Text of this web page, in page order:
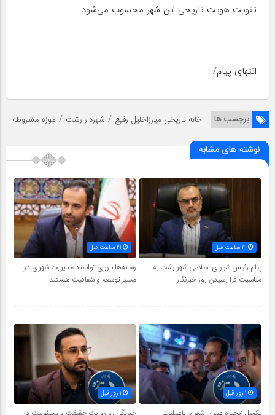
تقویت هویت تاریخی این شهر محسوب می‌شود.
انتهای پیام/
برچسب ها خانه تاریخی میرزاخلیل رفیع / شهردار رشت / موزه مشروطه
نوشته های مشابه
14 ساعت قبل
پیام رئیس شورای اسلامي شهر رشت به
مناسبت فرا رسیدن روز خبرنگار
رسانه‌ها بازوی توانمند مدیریت شهری در
مسیر توسعه و شفافیت هستند
1 روز قبل